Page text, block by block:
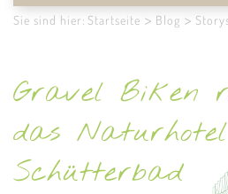
Sie sind hier: Startseite Blog
Gravel Biken
das Naturhotel
Schütterbad